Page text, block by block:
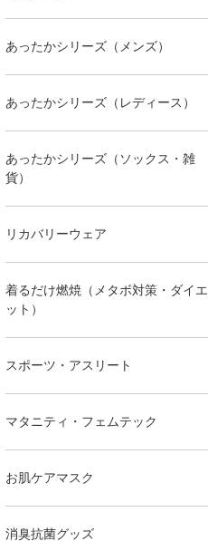
あったかシリーズ（メンズ）
あったかシリーズ（レディース）
あったかシリーズ（ソックス・雑
貨）
リカバリーウェア
着るだけ燃焼（メタボ対策・ダイエ
ット）
スポーツ・アスリート
マタニティ・フェムテック
お肌ケアマスク
消臭抗菌グッズ